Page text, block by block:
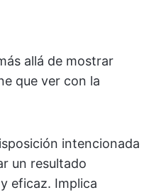
allá de mostrar
que ver con la
intencionada
un resultado
eficaz. Implica